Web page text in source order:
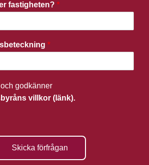
fastigheten? *
*
godkänner
villkor (länk).
Skicka förfrågan